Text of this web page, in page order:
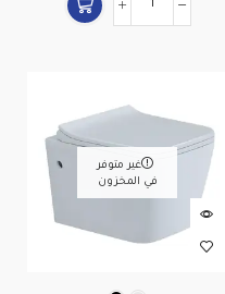
غير متوفر
في المخزون